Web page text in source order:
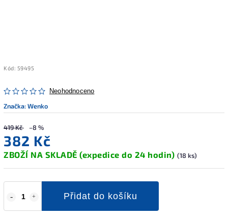
Kód: 59495
Neohodnoceno
Značka:Wenko
419 Kč –8 %
382 Kč
ZBOŽÍ NA SKLADĚ (expedice do 24 hodin) (18 ks)
Přidat do košíku